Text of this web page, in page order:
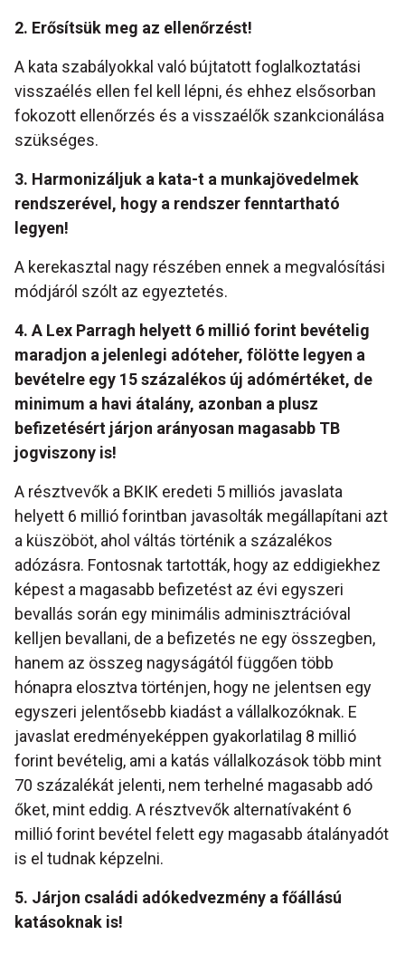
2. Erősítsük meg az ellenőrzést!
A kata szabályokkal való bújtatott foglalkoztatási
visszaélés ellen fel kell lépni, és ehhez elsősorban
fokozott ellenőrzés és a visszaélők szankcionálása
szükséges.
3. Harmonizáljuk a kata-t a munkajövedelmek
rendszerével, hogy a rendszer fenntartható
legyen!
A kerekasztal nagy részében ennek a megvalósítási
módjáról szólt az egyeztetés.
4. A Lex Parragh helyett 6 millió forint bevételig
maradjon a jelenlegi adóteher, fölötte legyen a
bevételre egy 15 százalékos új adómértéket, de
minimum a havi átalány, azonban a plusz
befizetésért járjon arányosan magasabb TB
jogviszony is!
A résztvevők a BKIK eredeti 5 milliós javaslata
helyett 6 millió forintban javasolták megállapítani azt
a küszöböt, ahol váltás történik a százalékos
adózásra. Fontosnak tartották, hogy az eddigiekhez
képest a magasabb befizetést az évi egyszeri
bevallás során egy minimális adminisztrációval
kelljen bevallani, de a befizetés ne egy összegben,
hanem az összeg nagyságától függően több
hónapra elosztva történjen, hogy ne jelentsen egy
egyszeri jelentősebb kiadást a vállalkozóknak. E
javaslat eredményeképpen gyakorlatilag 8 millió
forint bevételig, ami a katás vállalkozások több mint
70 százalékát jelenti, nem terhelné magasabb adó
őket, mint eddig. A résztvevők alternatívaként 6
millió forint bevétel felett egy magasabb átalányadót
is el tudnak képzelni.
5. Járjon családi adókedvezmény a főállású
katásoknak is!